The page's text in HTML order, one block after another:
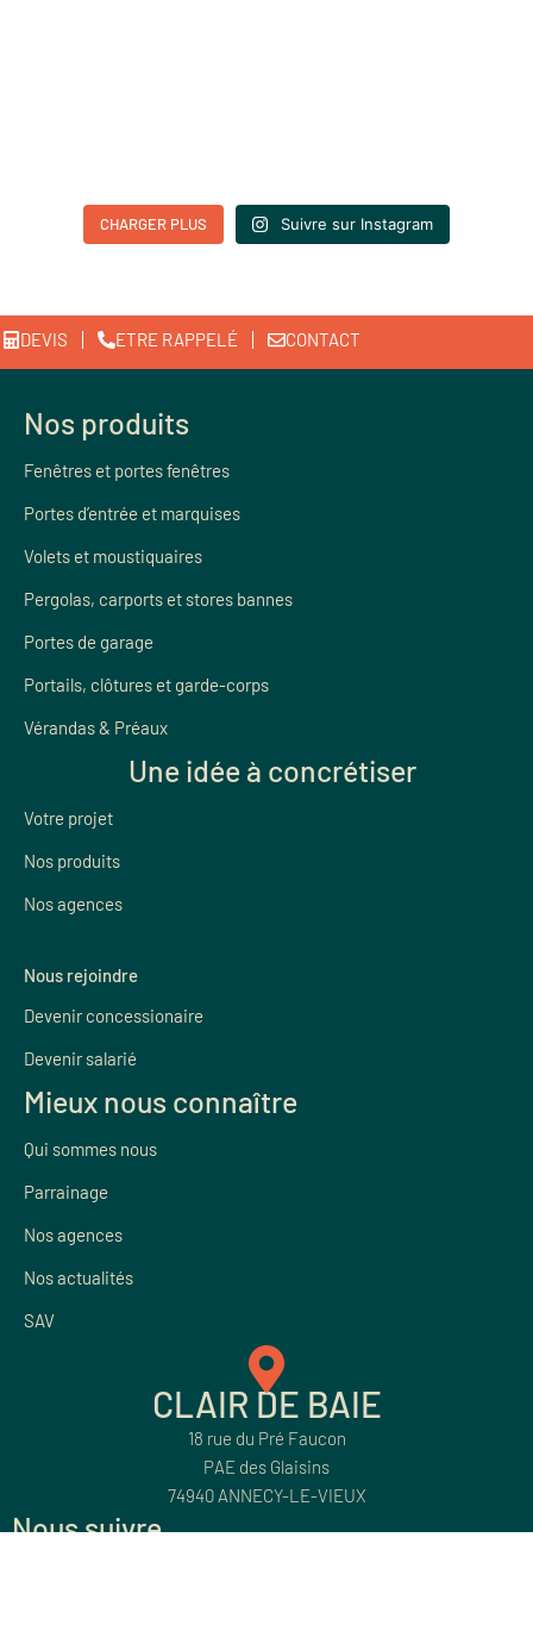
CHARGER PLUS Suivre sur Instagram
DEVIS ETRE RAPPELÉ CONTACT
Nos produits
Fenêtres et portes fenêtres
Portes d’entrée et marquises
Volets et moustiquaires
Pergolas, carports et stores bannes
Portes de garage
Portails, clôtures et garde-corps
Vérandas & Préaux
Une idée à concrétiser
Votre projet
Nos produits
Nos agences
Nous rejoindre
Devenir concessionaire
Devenir salarié
Mieux nous connaître
Qui sommes nous
Parrainage
Nos agences
Nos actualités
SAV
CLAIR DE BAIE
18 rue du Pré Faucon
PAE des Glaisins
74940 ANNECY-LE-VIEUX
Nous suivre